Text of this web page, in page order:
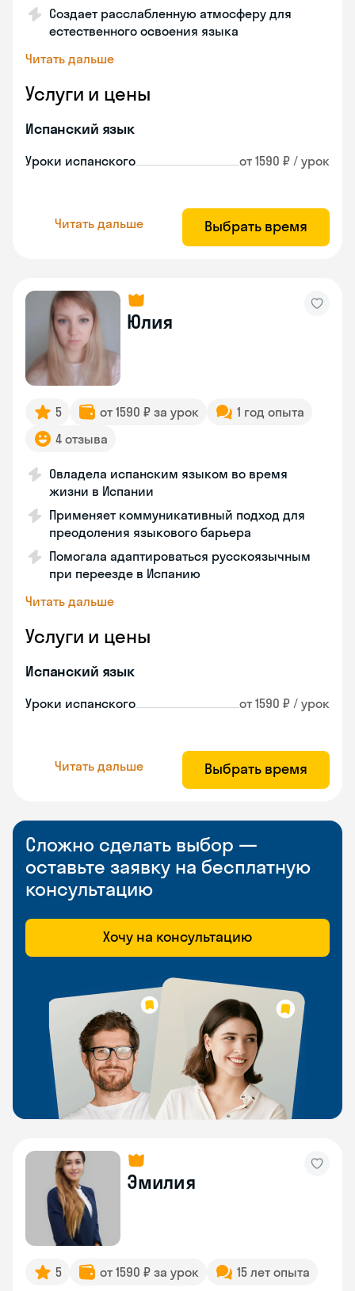
Создает расслабленную атмосферу для
естественного освоения языка
Читать дальше
Услуги и цены
Испанский язык
Уроки испанского от 1590 ₽ / урок
Читать дальше Выбрать время
Юлия
5 от 1590 ₽ за урок
1 год опыта
4 отзыва
Овладела испанским языком во время
жизни в Испании
Применяет коммуникативный подход для
преодоления языкового барьера
Помогала адаптироваться русскоязычным
при переезде в Испанию
Читать дальше
Услуги и цены
Испанский язык
Уроки испанского от 1590 ₽ / урок
Читать дальше Выбрать время
Сложно сделать выбор —
оставьте заявку на бесплатную
консультацию
Хочу на консультацию
Эмилия
5 от 1590 ₽ за урок 15 лет опыта